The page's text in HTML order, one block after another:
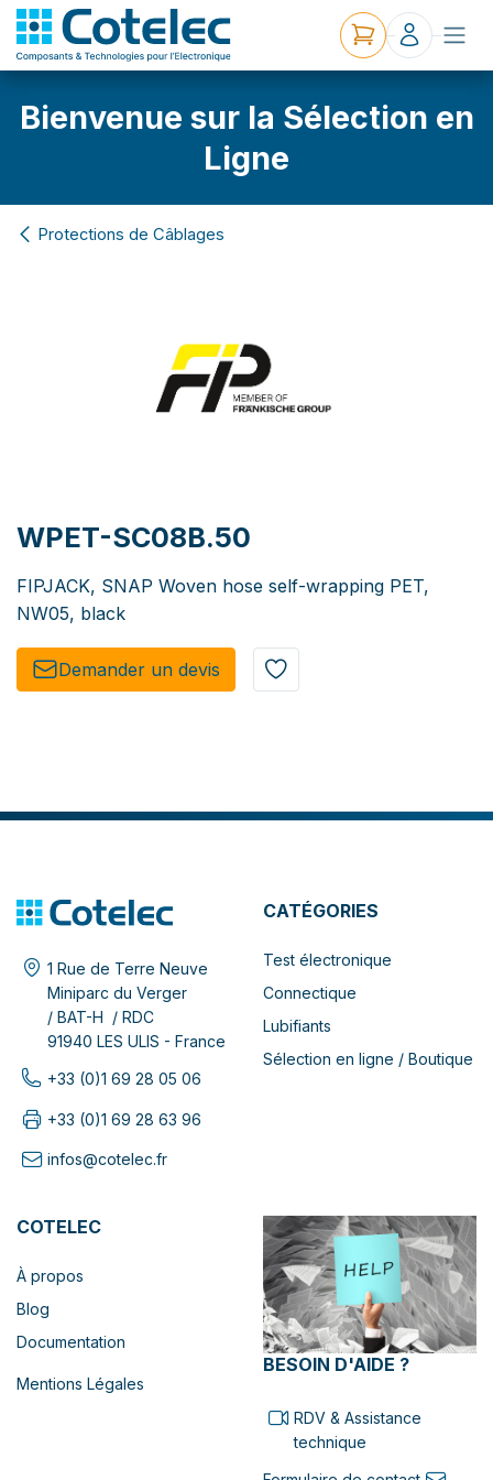
Bienvenue sur la Sélection en
Ligne
Protections de Câblages
WPET-SC08B.50
FIPJACK, SNAP Woven hose self-wrapping PET,
NW05, black
Demander un de​​vis​​
1 Rue de Terre Neuve
Miniparc du Verger
/ BAT-H / RDC
91940 LES ULIS - France
+33 (0)1 69 28 05 06
+33 (0)1 69 28 63 96
infos@cotelec.fr
CATÉGORIES
Test électronique
Connectique
Lubifiants
Sélection en ligne / Boutique
COTELEC
À propos
Blog
Documentation
Mentions Légales
BESOIN D'AIDE ?
RDV & Assistance
technique